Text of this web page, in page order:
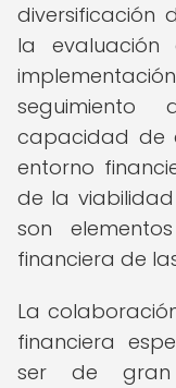
diversificación
la evaluación
seguimiento
capacidad de
entorno
de la
son
financiera de
La
financiera
ser de gran